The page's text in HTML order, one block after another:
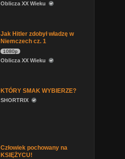
Oblicza XX Wieku
Jak Hitler zdobył władzę w
Niemczech cz. 1
1080p
Oblicza XX Wieku
KTÓRY SMAK WYBIERZE?
SHORTRIX
Człowiek pochowany na
KSIĘŻYCU!